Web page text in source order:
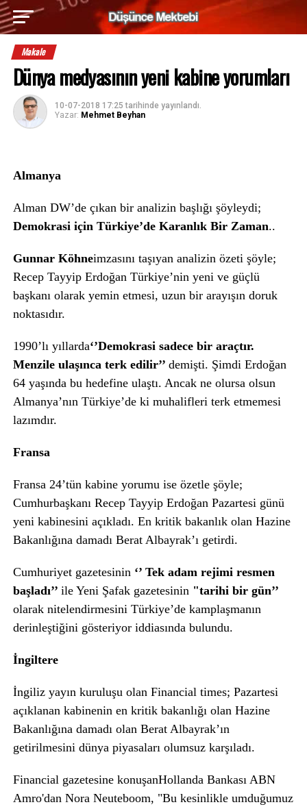
Makale
Dünya medyasının yeni kabine yorumları
10-07-2018 17:25 tarihinde yayınlandı.
Yazar: Mehmet Beyhan
Almanya
Alman DW’de çıkan bir analizin başlığı şöyleydi;
Demokrasi için Türkiye’de Karanlık Bir Zaman..
Gunnar Köhneimzasını taşıyan analizin özeti şöyle;
Recep Tayyip Erdoğan Türkiye’nin yeni ve güçlü
başkanı olarak yemin etmesi, uzun bir arayışın doruk
noktasıdır.
1990’lı yıllarda‘’Demokrasi sadece bir araçtır.
Menzile ulaşınca terk edilir’’ demişti. Şimdi Erdoğan
64 yaşında bu hedefine ulaştı. Ancak ne olursa olsun
Almanya’nın Türkiye’de ki muhalifleri terk etmemesi
lazımdır.
Fransa
Fransa 24’tün kabine yorumu ise özetle şöyle;
Cumhurbaşkanı Recep Tayyip Erdoğan Pazartesi günü
yeni kabinesini açıkladı. En kritik bakanlık olan Hazine
Bakanlığına damadı Berat Albayrak’ı getirdi.
Cumhuriyet gazetesinin ‘’ Tek adam rejimi resmen
başladı’’ ile Yeni Şafak gazetesinin "tarihi bir gün’’
olarak nitelendirmesini Türkiye’de kamplaşmanın
derinleştiğini gösteriyor iddiasında bulundu.
İngiltere
İngiliz yayın kuruluşu olan Financial times; Pazartesi
açıklanan kabinenin en kritik bakanlığı olan Hazine
Bakanlığına damadı olan Berat Albayrak’ın
getirilmesini dünya piyasaları olumsuz karşıladı.
Financial gazetesine konuşanHollanda Bankası ABN
Amro'dan Nora Neuteboom, "Bu kesinlikle umduğumuz